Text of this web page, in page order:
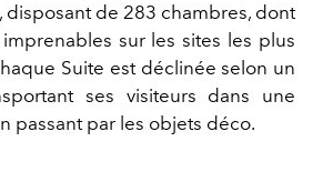
de 283 chambres, dont
sur les sites les plus
Suite est déclinée selon un
ses visiteurs dans une
passant par les objets déco.